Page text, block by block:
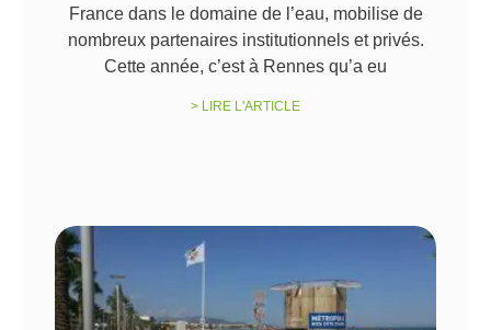
France dans le domaine de l’eau, mobilise de
nombreux partenaires institutionnels et privés.
Cette année, c’est à Rennes qu’a eu
> LIRE L'ARTICLE